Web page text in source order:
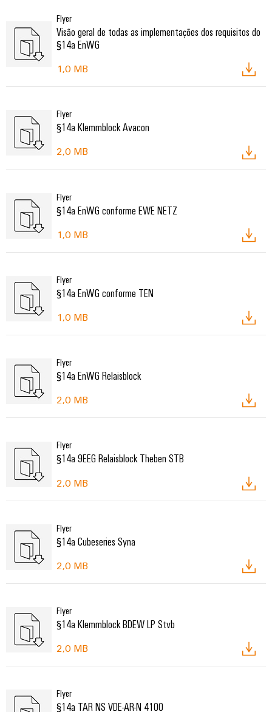
Flyer
Visão geral de todas as implementações dos requisitos do
§14a EnWG
1,0 MB
Flyer
§14a Klemmblock Avacon
2,0 MB
Flyer
§14a EnWG conforme EWE NETZ
1,0 MB
Flyer
§14a EnWG conforme TEN
1,0 MB
Flyer
§14a EnWG Relaisblock
2,0 MB
Flyer
§14a 9EEG Relaisblock Theben STB
2,0 MB
Flyer
§14a Cubeseries Syna
2,0 MB
Flyer
§14a Klemmblock BDEW LP Stvb
2,0 MB
Flyer
§14a TAR NS VDE-AR-N 4100